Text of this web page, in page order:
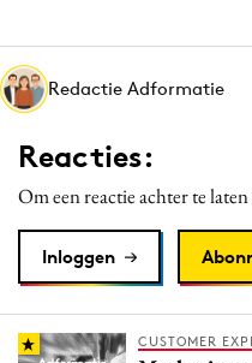
Martech
Media
Merkstrategie
PR
Programmatic
Reputatie & crisis
Redactie Adformatie
Reacties:
Om een reactie achter te
Inloggen
CUSTOMER